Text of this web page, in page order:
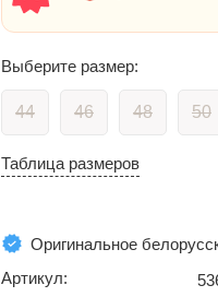
Выберите размер:
44 46 48 50
Таблица размеров
Оригинальное
Артикул: